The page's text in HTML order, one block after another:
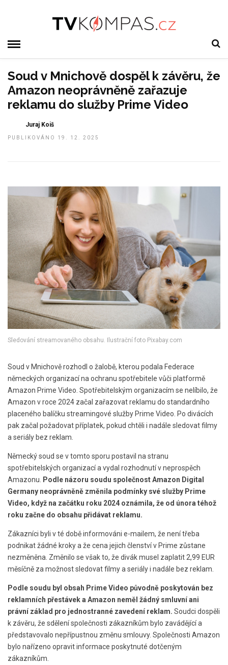
Soud v Mnichově dospěl k závěru, že
Amazon neoprávněně zařazuje
reklamu do služby Prime Video
Juraj Koiš
PUBLIKOVÁNO 19. 12. 2025
Sledování streamovaného obsahu. Ilustrační foto Pixabay.com
Soud v Mnichově rozhodl o žalobě, kterou podala Federace
německých organizací na ochranu spotřebitele vůči platformě
Amazon Prime Video. Spotřebitelským organizacím se nelíbilo, že
Amazon v roce 2024 začal zařazovat reklamu do standardního
placeného balíčku streamingové služby Prime Video. Po divácích
pak začal požadovat příplatek, pokud chtěli i nadále sledovat filmy
a seriály bez reklam.
Německý soud se v tomto sporu postavil na stranu
spotřebitelských organizací a vydal rozhodnutí v neprospěch
Amazonu. Podle názoru soudu společnost Amazon Digital
Germany neoprávněně změnila podmínky své služby Prime
Video, když na začátku roku 2024 oznámila, že od února téhož
roku začne do obsahu přidávat reklamu.
Zákazníci byli v té době informováni e-mailem, že není třeba
podnikat žádné kroky a že cena jejich členství v Prime zůstane
nezměněna. Změnilo se však to, že divák musel zaplatit 2,99 EUR
měsíčně za možnost sledovat filmy a seriály i nadále bez reklam.
Podle soudu byl obsah Prime Video původně poskytován bez
reklamních přestávek a Amazon neměl žádný smluvní ani
právní základ pro jednostranné zavedení reklam. Soudci dospěli
k závěru, že sdělení společnosti zákazníkům bylo zavádějící a
představovalo nepřípustnou změnu smlouvy. Společnosti Amazon
bylo nařízeno opravit informace poskytnuté dotčeným
zákazníkům.